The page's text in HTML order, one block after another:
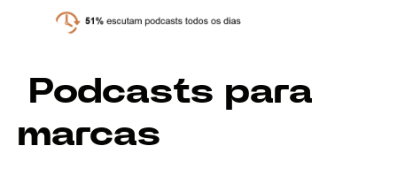
Podcasts para
marcas